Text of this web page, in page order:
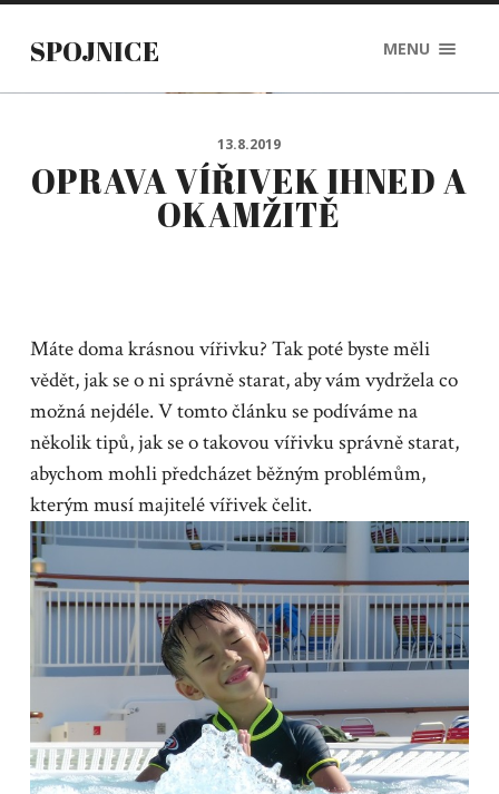
SPOJNICE MENU
13.8.2019
OPRAVA VÍŘIVEK IHNED A
OKAMŽITĚ
Máte doma krásnou vířivku? Tak poté byste měli
vědět, jak se o ni správně starat, aby vám vydržela co
možná nejdéle. V tomto článku se podíváme na
několik tipů, jak se o takovou vířivku správně starat,
abychom mohli předcházet běžným problémům,
kterým musí majitelé vířivek čelit.